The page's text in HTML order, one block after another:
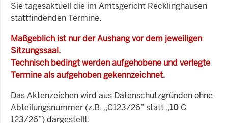
Sie tagesaktuell die im Amtsgericht Recklinghausen
stattfindenden Termine.
Maßgeblich ist nur der Aushang vor dem jeweiligen
Sitzungssaal.
Technisch bedingt werden aufgehobene und verlegte
Termine als aufgehoben gekennzeichnet.
Das Aktenzeichen wird aus Datenschutzgründen ohne
Abteilungsnummer (z.B. „C123/26” statt „10 C
123/26”) dargestellt.